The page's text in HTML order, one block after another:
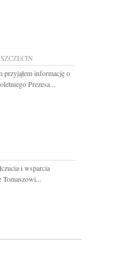
SZCZECIN
informację o
Prezesa...
i wsparcia
Tomaszowi...